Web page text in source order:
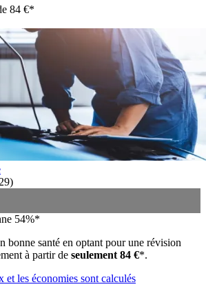
84 €*
29)
54%*
bonne santé en optant pour une révision
à partir de seulement 84 €*.
les économies sont calculés